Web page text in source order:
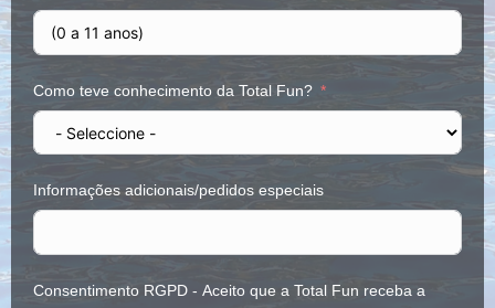
Como teve conhecimento da Total Fun?
Informações adicionais/pedidos especiais
Consentimento RGPD - Aceito que a Total Fun receba a